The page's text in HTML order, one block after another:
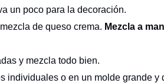
un poco para la decoración.
de queso crema. Mezcla a
y mezcla todo bien.
individuales o en un molde grande y